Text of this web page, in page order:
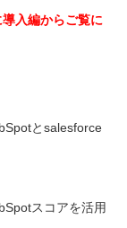
入編からご覧に
とsalesforce
スコアを活用